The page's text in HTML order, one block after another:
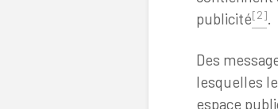
publicité[2].
Des
lesquelles
espace